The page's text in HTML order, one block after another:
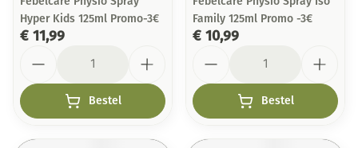
Hyper Kids 125ml Promo-3€
€ 11,99
Bestel
Family 125ml Promo -3€
€ 10,99
Bestel